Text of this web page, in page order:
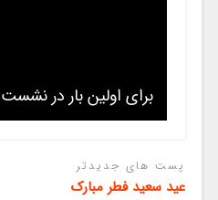
برای اولین بار در
پست های جدیدتر
عید سعید فطر مبارک